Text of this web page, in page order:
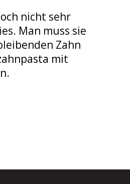
nicht sehr
Man muss sie
Zahn
mit